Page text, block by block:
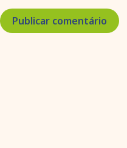
Publicar comentário